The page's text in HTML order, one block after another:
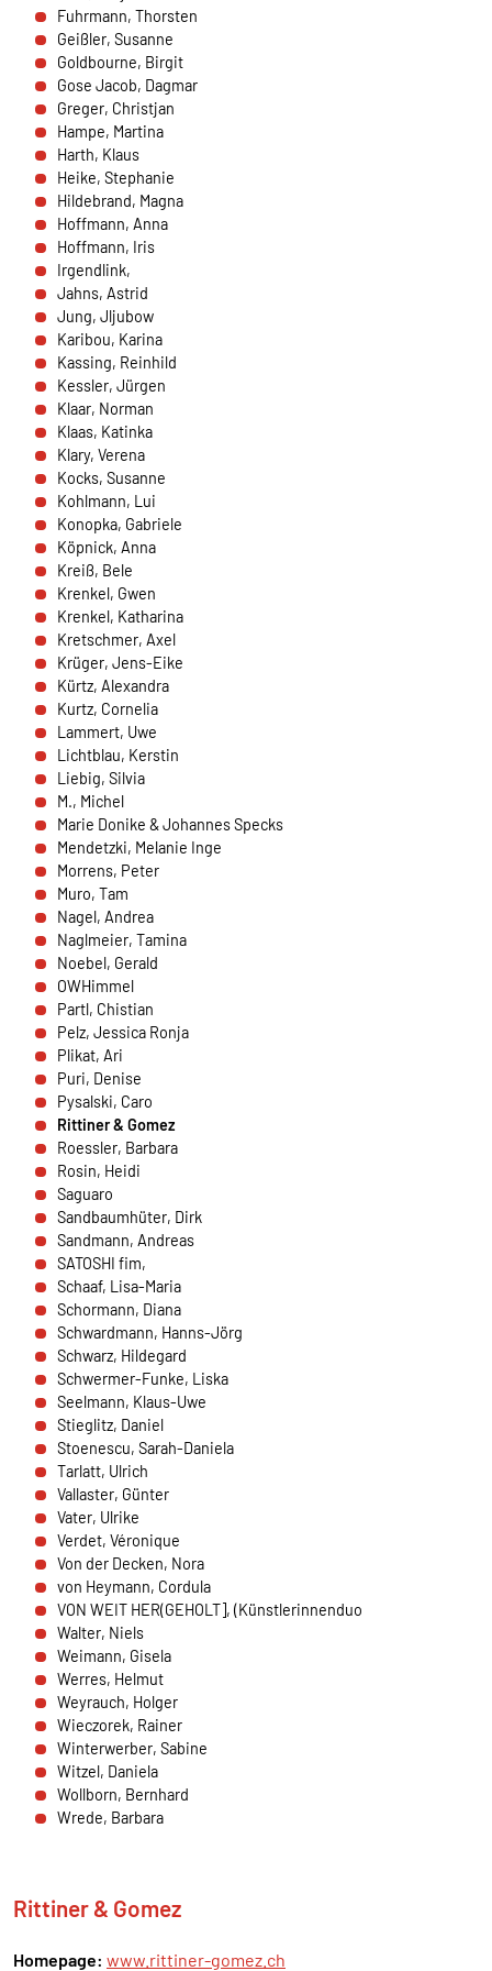
Fuhrmann, Thorsten
Geißler, Susanne
Goldbourne, Birgit
Gose Jacob, Dagmar
Greger, Christjan
Hampe, Martina
Harth, Klaus
Heike, Stephanie
Hildebrand, Magna
Hoffmann, Anna
Hoffmann, Iris
Irgendlink,
Jahns, Astrid
Jung, Jljubow
Karibou, Karina
Kassing, Reinhild
Kessler, Jürgen
Klaar, Norman
Klaas, Katinka
Klary, Verena
Kocks, Susanne
Kohlmann, Lui
Konopka, Gabriele
Köpnick, Anna
Kreiß, Bele
Krenkel, Gwen
Krenkel, Katharina
Kretschmer, Axel
Krüger, Jens-Eike
Kürtz, Alexandra
Kurtz, Cornelia
Lammert, Uwe
Lichtblau, Kerstin
Liebig, Silvia
M., Michel
Marie Donike & Johannes Specks
Mendetzki, Melanie Inge
Morrens, Peter
Muro, Tam
Nagel, Andrea
Naglmeier, Tamina
Noebel, Gerald
OWHimmel
Partl, Chistian
Pelz, Jessica Ronja
Plikat, Ari
Puri, Denise
Pysalski, Caro
Rittiner & Gomez
Roessler, Barbara
Rosin, Heidi
Saguaro
Sandbaumhüter, Dirk
Sandmann, Andreas
SATOSHI fim,
Schaaf, Lisa-Maria
Schormann, Diana
Schwardmann, Hanns-Jörg
Schwarz, Hildegard
Schwermer-Funke, Liska
Seelmann, Klaus-Uwe
Stieglitz, Daniel
Stoenescu, Sarah-Daniela
Tarlatt, Ulrich
Vallaster, Günter
Vater, Ulrike
Verdet, Véronique
Von der Decken, Nora
von Heymann, Cordula
VON WEIT HER(GEHOLT], (Künstlerinnenduo
Walter, Niels
Weimann, Gisela
Werres, Helmut
Weyrauch, Holger
Wieczorek, Rainer
Winterwerber, Sabine
Witzel, Daniela
Wollborn, Bernhard
Wrede, Barbara
Rittiner & Gomez
Homepage: www.rittiner-gomez.ch
Cookie Laufzeit:
1 Jahr
SPENDENFORMULAR
Warum bitten wir darum für das Spendenformular
Daten übertragen zu dürfen?
Es werden Daten an HelpDirect und an Google
übertragen. Wir verwenden auf der Spendenseite
reCAPTCHA. reCAPTCHA versucht zu unterscheiden, ob
eine bestimmte Handlung im Internet von einem
Menschen oder von einem Computerprogramm bzw. Bot
vorgenommen wird. Wir verwenden reCAPTCHA
ausschließlich im Spendenformular um MIssbrauch
vorzubeugen. Da das Formular von HelpDirect zur
Verfügung gestellt wird, werden auch die Daten des
Captcha und des Formulars an HelpDirect übertragen.
HelpDirect und Google reCAPTCHA
Anbieter:
HelpDirect (HelpDirect e.V. Ahrweg 107 D-53347
Alfter) und Google Ireland Limited Gordon House,
Barrow Street Dublin 4 Irland
Zweck:
Erkennung von Spam und Schutz vor Missbrauch
im Spendenformular, Abwicklung der Spende mit
HelpDirect.
Cookie Laufzeit:
Je nach Cookie 6 Monate bis 2 Jahre
NEWSLETTERANMELDUNG
Warum bitten wir darum für die
Newsletteranmeldung Daten übertragen zu dürfen?
Es werden Daten an Sendinblue übertragen. Da das
Formular von Sendinblue zur Verfügung gestellt wird,
werden die Daten des Formulars an Sendinblue
Sendinblue
Name:
__cfruid
Anbieter:
Sendinblue GmbH, Köpenicker Straße 126, 10179
Berlin
Zweck:
Einbindung der Newsletteranmeldung.
Cookie Laufzeit:
Dauer der Sitzung
EXTERNE MEDIEN
Um Inhalte von Videoplattformen und Social Media
Plattformen anzeigen zu können, werden von diesen
externen Medien Cookies gesetzt.
Google Maps und Google Fonts
Name:
_ga, _gid, _gat_*, test_cookie
Anbieter:
Google Ireland Limited Gordon House, Barrow
Street Dublin 4 Irland
Zweck:
Anzeige von Google Maps Karten
Cookie Laufzeit: